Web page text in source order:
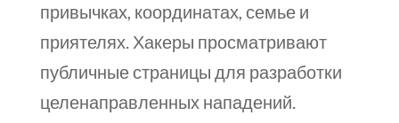
привычках, координатах, семье и
приятелях. Хакеры просматривают
публичные страницы для разработки
целенаправленных нападений.